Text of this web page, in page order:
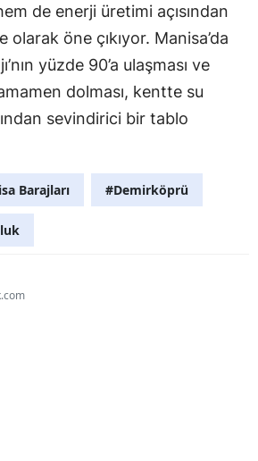
de enerji üretimi açısından
olarak öne çıkıyor. Manisa’da
yüzde 90’a ulaşması ve
dolması, kentte su
sevindirici bir tablo
Barajları #Demirköprü